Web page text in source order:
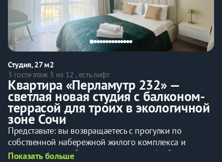
Студия, 27 м2
3 гостя·этаж 3 из 12 , есть лифт
Квартира «Перламутр 232» —
светлая новая студия с балконом-
террасой для троих в экологичной
зоне Сочи
Представьте: вы возвращаетесь с прогулки по
собственной набережной жилого комплекса и
устраиваетесь на балконе с чашкой кофе. За окном —
Показать больше